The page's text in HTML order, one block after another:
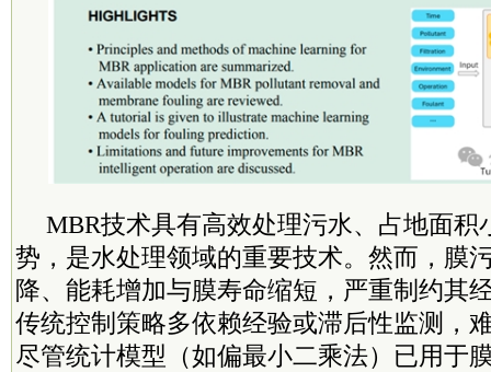
MBR技术具有高效处理污水、占地面积
势，是水处理领域的重要技术。然而，膜
降、能耗增加与膜寿命缩短，严重制约其
传统控制策略多依赖经验或滞后性监测，
尽管统计模型（如偏最小二乘法）已用于